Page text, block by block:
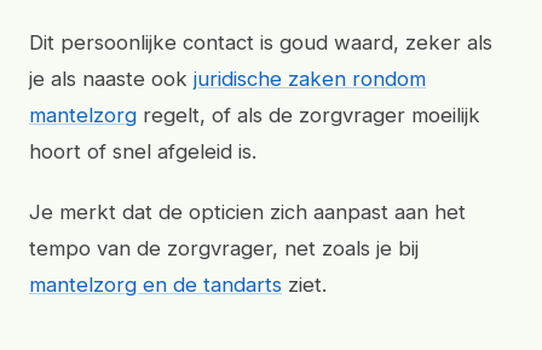
Dit persoonlijke contact is goud waard, zeker als
je als naaste ook juridische zaken rondom
mantelzorg regelt, of als de zorgvrager moeilijk
hoort of snel afgeleid is.
Je merkt dat de opticien zich aanpast aan het
tempo van de zorgvrager, net zoals je bij
mantelzorg en de tandarts ziet.